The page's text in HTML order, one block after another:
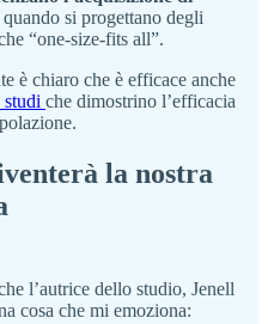
quando si progettano degli
“one-size-fits all”.
è chiaro che è efficace anche
studi che dimostrino l’efficacia
la nostra
l’autrice dello studio, Jenell
cosa che mi emoziona: